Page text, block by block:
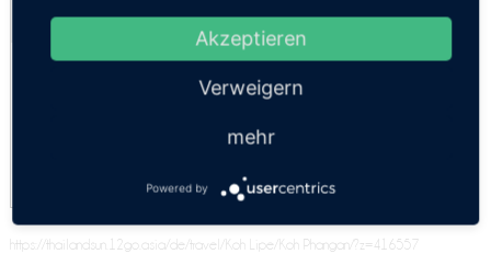
Kosten:EUR 47.10–76.93 Dauer:9h 30m – 19h 30m
Speedboat + Minibus + Sleeper Boat
https://thailandsun.12go.asia/de/travel/Koh Lipe/Koh Phangan/?z=416557
Akzeptieren
Verweigern
mehr
Powered by